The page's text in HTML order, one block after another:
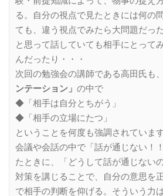
る。自分の視点で見たときには何の
ても、違う視点でみたら大問題だっ
と思って話していても相手にとって
んだったり・・・
次回の勉強会の講師である高田氏も、
ンテーション」 の中で
◆「相手は自分とちがう」
◆「相手の立場にたつ」
ということを何度も強調されています
会議や会話の中で「話が通じない！
たときに、「どうして話が通じない
対策を講じることで、自分の意思を
で相手の判断を仰げる。そういう力